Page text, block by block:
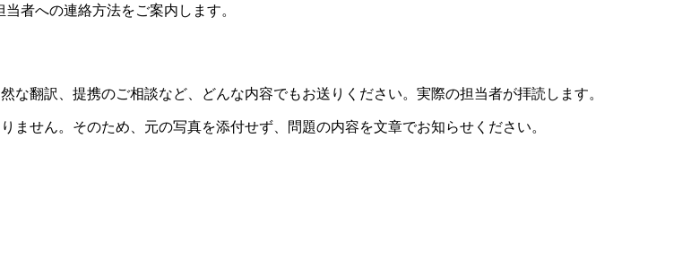
者への連絡方法をご案内します。
翻訳、提携のご相談など、どんな内容でもお送りください。実際の担当者が拝読します。
せん。そのため、元の写真を添付せず、問題の内容を文章でお知らせください。